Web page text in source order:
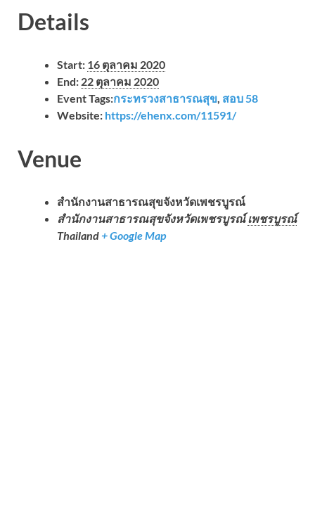
Details
Start: 16 ตุลาคม 2020
End: 22 ตุลาคม 2020
Event Tags:กระทรวงสาธารณสุข, สอบ 58
Website: https://ehenx.com/11591/
Venue
สำนักงานสาธารณสุขจังหวัดเพชรบูรณ์
สำนักงานสาธารณสุขจังหวัดเพชรบูรณ์เพชรบูรณ์
Thailand + Google Map